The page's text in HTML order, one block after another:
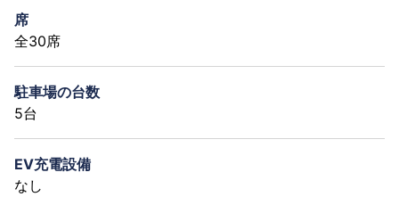
席
全30席
駐車場の台数
5台
EV充電設備
なし